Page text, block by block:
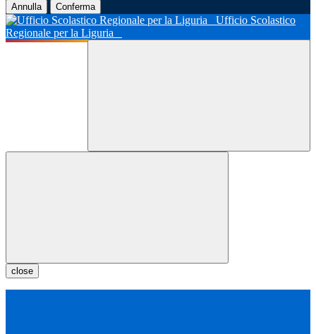
Annulla Conferma
Ufficio Scolastico
Regionale per la Liguria
close